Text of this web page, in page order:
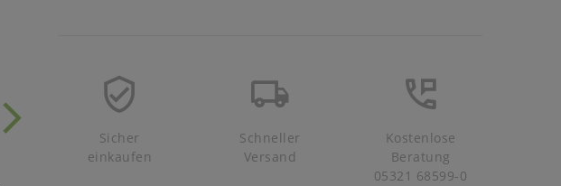
Sicher
einkaufen
Schneller
Versand
Kostenlose
Beratung
05321 68599-0